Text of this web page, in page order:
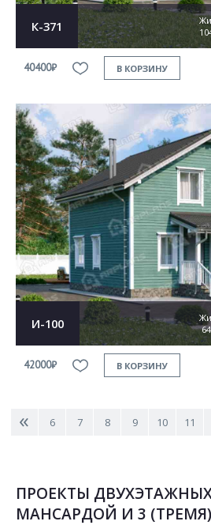
К-371
40400₽ В КОРЗИНУ
И-100
42000₽ В КОРЗИНУ
< 6 7 8 9 10 11
ПРОЕКТЫ
МАНСАРДОЙ И 3